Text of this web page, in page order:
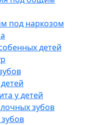
под наркозом
детей
у детей
зубов